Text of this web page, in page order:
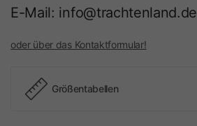
E-Mail: info@trachtenland.de
oder über das Kontaktformular!
Größentabellen